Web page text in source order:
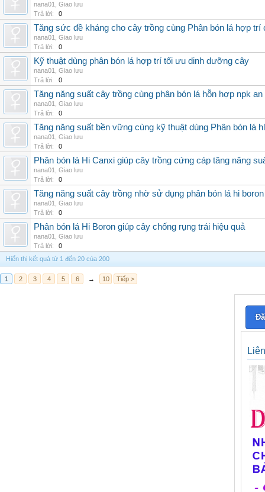
nana01
Giao lưu
Trả lời:
0
Tăng sức đề kháng cho cây trồng cùng Phân bón lá hợp trí
nana01
Giao lưu
Trả lời:
0
Kỹ thuật dùng phân bón lá hợp trí tối ưu dinh dưỡng cây
nana01
Giao lưu
Trả lời:
0
Tăng năng suất cây trồng cùng phân bón lá hỗn hợp npk an
nana01
Giao lưu
Trả lời:
0
Tăng năng suất bền vững cùng kỹ thuật dùng Phân bón lá
nana01
Giao lưu
Trả lời:
0
Phân bón lá Hi Canxi giúp cây trồng cứng cáp tăng năng
nana01
Giao lưu
Trả lời:
0
Tăng năng suất cây trồng nhờ sử dụng phân bón lá hi
nana01
Giao lưu
Trả lời:
0
Phân bón lá Hi Boron giúp cây chống rụng trái hiệu quả
nana01
Giao lưu
Trả lời:
0
Hiển thị kết quả từ 1 đến 20 của 200
1 2 3 4 5 6 → 10 Tiếp >